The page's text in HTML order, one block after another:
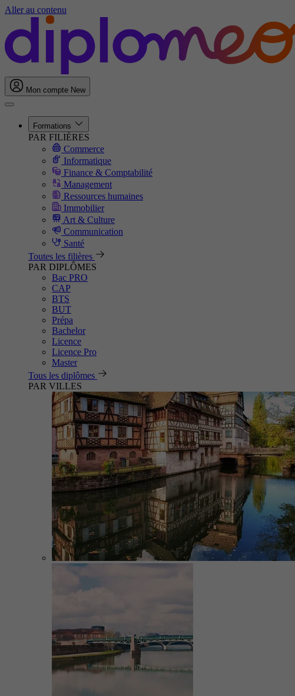
Aller au contenu
Mon compte New
Formations
PAR FILIÈRES
Commerce
Informatique
Finance & Comptabilité
Management
Ressources humaines
Immobilier
Art & Culture
Communication
Santé
Toutes les filières
PAR DIPLÔMES
Bac PRO
CAP
BTS
BUT
Prépa
Bachelor
Licence
Licence Pro
Master
Tous les diplômes
PAR VILLES